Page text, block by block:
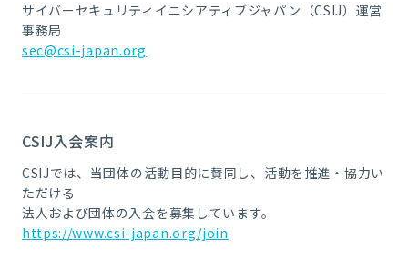
サイバーセキュリティイニシアティブジャパン（CSIJ）運営
事務局
sec@csi-japan.org
CSIJ入会案内
CSIJでは、当団体の活動目的に賛同し、活動を推進・協力い
ただける
法人および団体の入会を募集しています。
https://www.csi-japan.org/join